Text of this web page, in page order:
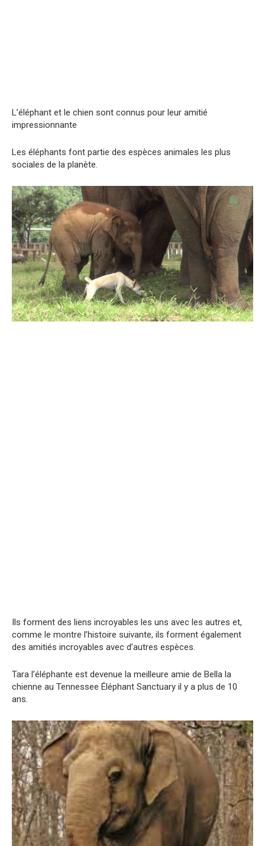
L’éléphant et le chien sont connus pour leur amitié
impressionnante
Les éléphants font partie des espèces animales les plus
sociales de la planète.
Ils forment des liens incroyables les uns avec les autres et,
comme le montre l’histoire suivante, ils forment également
des amitiés incroyables avec d’autres espèces.
Tara l’éléphante est devenue la meilleure amie de Bella la
chienne au Tennessee Éléphant Sanctuary il y a plus de 10
ans.